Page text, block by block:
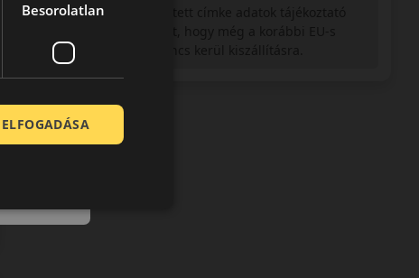
Figyelem a feltüntetett címke adatok tájékoztató
címkével ellátott abroncs kerül kiszállításra.
Besorolatlan
ELFOGADÁSA